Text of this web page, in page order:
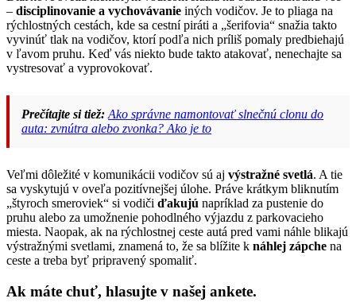
– disciplinovanie a vychovávanie iných vodičov. Je to pliaga na
rýchlostných cestách, kde sa cestní piráti a „šerifovia“ snažia takto
vyvinúť tlak na vodičov, ktorí podľa nich príliš pomaly predbiehajú
v ľavom pruhu. Keď vás niekto bude takto atakovať, nenechajte sa
vystresovať a vyprovokovať.
Prečítajte si tiež: Ako správne namontovať slnečnú clonu do
auta: zvnútra alebo zvonka? Ako je to
Veľmi dôležité v komunikácii vodičov sú aj výstražné svetlá. A tie
sa vyskytujú v oveľa pozitívnejšej úlohe. Práve krátkym bliknutím
„štyroch smeroviek“ si vodiči ďakujú napríklad za pustenie do
pruhu alebo za umožnenie pohodlného výjazdu z parkovacieho
miesta. Naopak, ak na rýchlostnej ceste autá pred vami náhle blikajú
výstražnými svetlami, znamená to, že sa blížite k náhlej zápche na
ceste a treba byť pripravený spomaliť.
Ak máte chuť, hlasujte v našej ankete.